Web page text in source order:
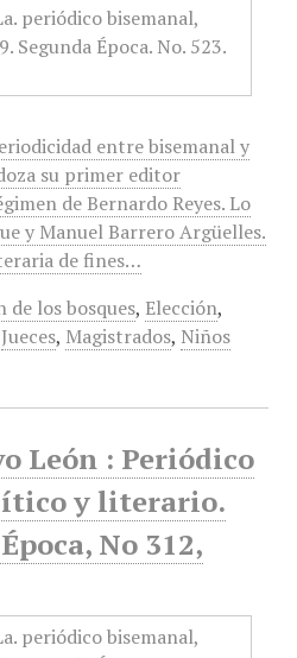
entre bisemanal y
su primer editor
de Bernardo Reyes. Lo
y Manuel Barrero Argüelles.
de fines…
de los bosques, Elección,
Jueces, Magistrados, Niños
León : Periódico
y literario.
No 312,